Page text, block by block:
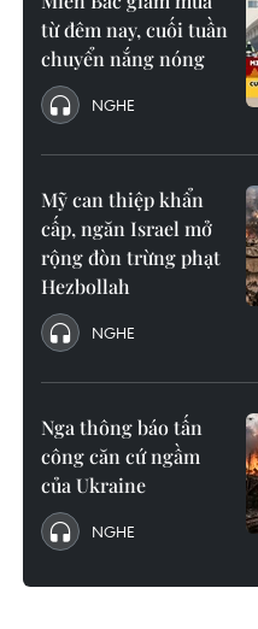
từ đêm nay, cuối tuần
chuyển nắng nóng
NGHE
Mỹ can thiệp khẩn
cấp, ngăn Israel mở
rộng đòn trừng phạt
Hezbollah
NGHE
Nga thông báo tấn
công căn cứ ngầm
của Ukraine
NGHE